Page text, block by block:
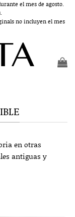
el mes de agosto.
no incluyen el mes
en otras
antiguas y